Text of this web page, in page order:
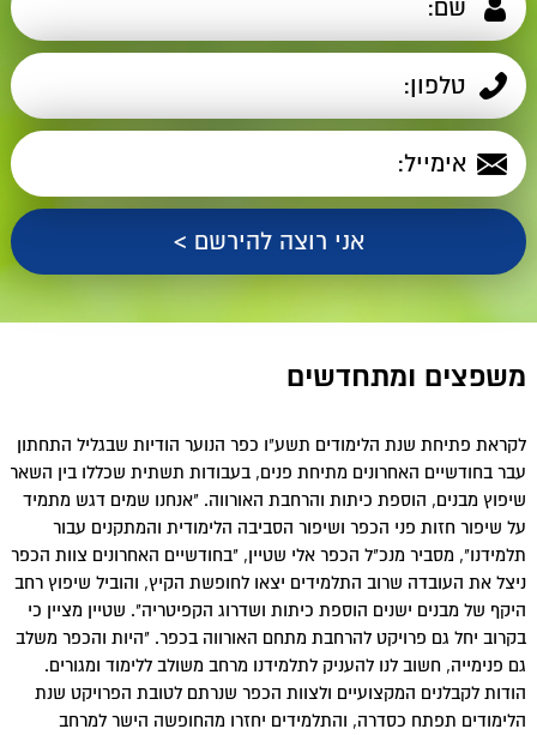
משפצים ומתחדשים
לקראת פתיחת שנת הלימודים תשע"ו כפר הנוער הודיות שבגליל התחתון
עבר בחודשיים האחרונים מתיחת פנים, בעבודות תשתית שכללו בין השאר
שיפוץ מבנים, הוספת כיתות והרחבת האורווה. "אנחנו שמים דגש מתמיד
על שיפור חזות פני הכפר ושיפור הסביבה הלימודית והמתקנים עבור
תלמידנו", מסביר מנכ"ל הכפר אלי שטיין, "בחודשיים האחרונים צוות הכפר
ניצל את העובדה שרוב התלמידים יצאו לחופשת הקיץ, והוביל שיפוץ רחב
היקף של מבנים ישנים הוספת כיתות ושדרוג הקפיטריה". שטיין מציין כי
בקרוב יחל גם פרויקט להרחבת מתחם האורווה בכפר. "היות והכפר משלב
גם פנימייה, חשוב לנו להעניק לתלמידנו מרחב משולב ללימוד ומגורים.
הודות לקבלנים המקצועיים ולצוות הכפר שנרתם לטובת הפרויקט שנת
הלימודים תפתח כסדרה, והתלמידים יחזרו מהחופשה הישר למרחב